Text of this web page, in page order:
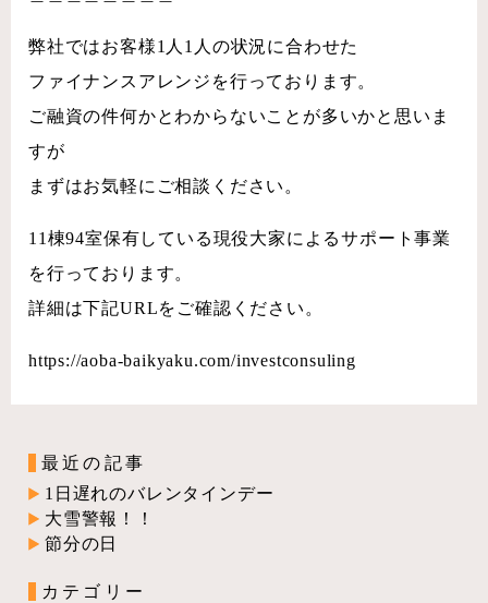
弊社ではお客様1人1人の状況に合わせた
ファイナンスアレンジを行っております。
ご融資の件何かとわからないことが多いかと思いま
すが
まずはお気軽にご相談ください。
11棟94室保有している現役大家によるサポート事業
を行っております。
詳細は下記URLをご確認ください。
https://aoba-baikyaku.com/investconsuling
最近の記事
1日遅れのバレンタインデー
大雪警報！！
節分の日
カテゴリー